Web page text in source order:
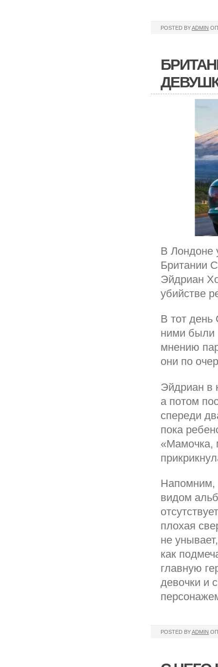
POSTED BYADMIN
В Лондоне
Британии
Эйдриан
убийстве
В тот день
ними были
мнению
они по
Эйдриан в
а потом
спереди
пока
«Мамочка,
Напомним,
видом
плохая
не
как
главную
девочки и
POSTED BYADMIN